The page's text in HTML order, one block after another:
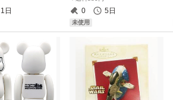
1日 0 5日
未使用